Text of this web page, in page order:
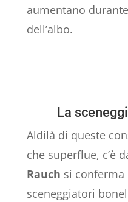
aumentano
dell’albo.
La
Aldilà di queste
che superflue, c’è
Rauch si conferma
sceneggiatori